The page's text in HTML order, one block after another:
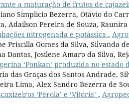
a maturação de frutos de
Simplicio Bezerra, Otávio do
Adailson Pereira de Souza,
nitrogenada e potássica ,
Priscilla Gomes da Silva, Silvanda
Dantas, Josilene Amaro da Silva,
‘Ponkan’ produzida no estado
das Graças dos Santos Andrade,
Lima, Alex Sandro Bezerra de
‘Pérola’ e ‘Vitória’ ,